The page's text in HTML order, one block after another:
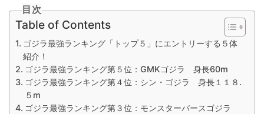
目次
Table of Contents
ゴジラ最強ランキング「トップ５」にエントリーする５体
紹介！
ゴジラ最強ランキング第５位：GMKゴジラ 身長60m
ゴジラ最強ランキング第４位：シン・ゴジラ 身長１１８.
５m
ゴジラ最強ランキング第３位：モンスターバースゴジラ